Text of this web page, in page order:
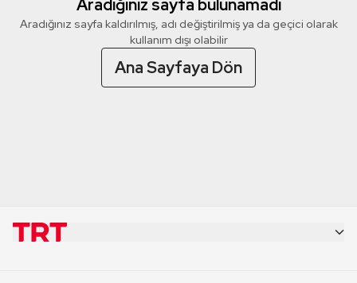
Aradığınız sayfa bulunamadı
Aradığınız sayfa kaldırılmış, adı değiştirilmiş ya da geçici olarak
kullanım dışı olabilir
Ana Sayfaya Dön